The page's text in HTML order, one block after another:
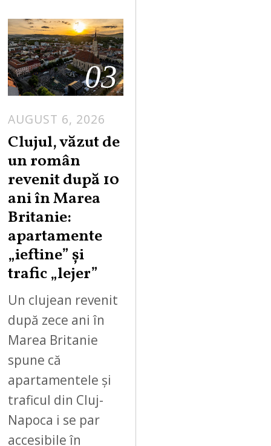
03
AUGUST 6, 2026
Clujul, văzut de
un român
revenit după 10
ani în Marea
Britanie:
apartamente
„ieftine” și
trafic „lejer”
Un clujean revenit
după zece ani în
Marea Britanie
spune că
apartamentele și
traficul din Cluj-
Napoca i se par
accesibile în